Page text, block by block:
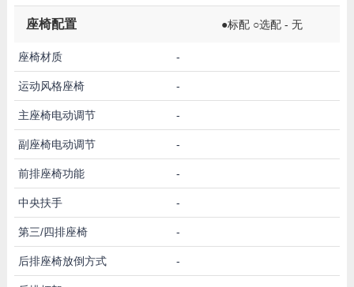
座椅配置 ●标配 ○选配 - 无
座椅材质 -
运动风格座椅 -
主座椅电动调节 -
副座椅电动调节 -
前排座椅功能 -
中央扶手 -
第三/四排座椅 -
后排座椅放倒方式 -